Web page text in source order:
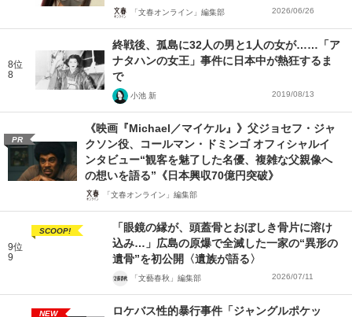
「文春オンライン」編集部 2026/06/26
8位
8
終戦後、孤島に32人の男と1人の女が……「ア
ナタハンの女王」事件に日本中が熱狂するま
で
小池 新 2019/08/13
PR
《映画『Michael／マイケル』》父ジョセフ・ジャ
クソン役、コールマン・ドミンゴ オフィシャルイ
ンタビュー“観客を魅了した名優、複雑な父親像へ
の想いを語る”《日本興収70億円突破》
「文春オンライン」編集部
9位
9
SCOOP!
「眼鏡の縁が、頭蓋骨とおぼしき骨片に溶け
込み…」広島の原爆で全滅した一家の“異形の
遺骨”を初公開〈遺族が語る〉
「文藝春秋」編集部 2026/07/11
NEW
ロケバス性的暴行事件「ジャングルポケッ